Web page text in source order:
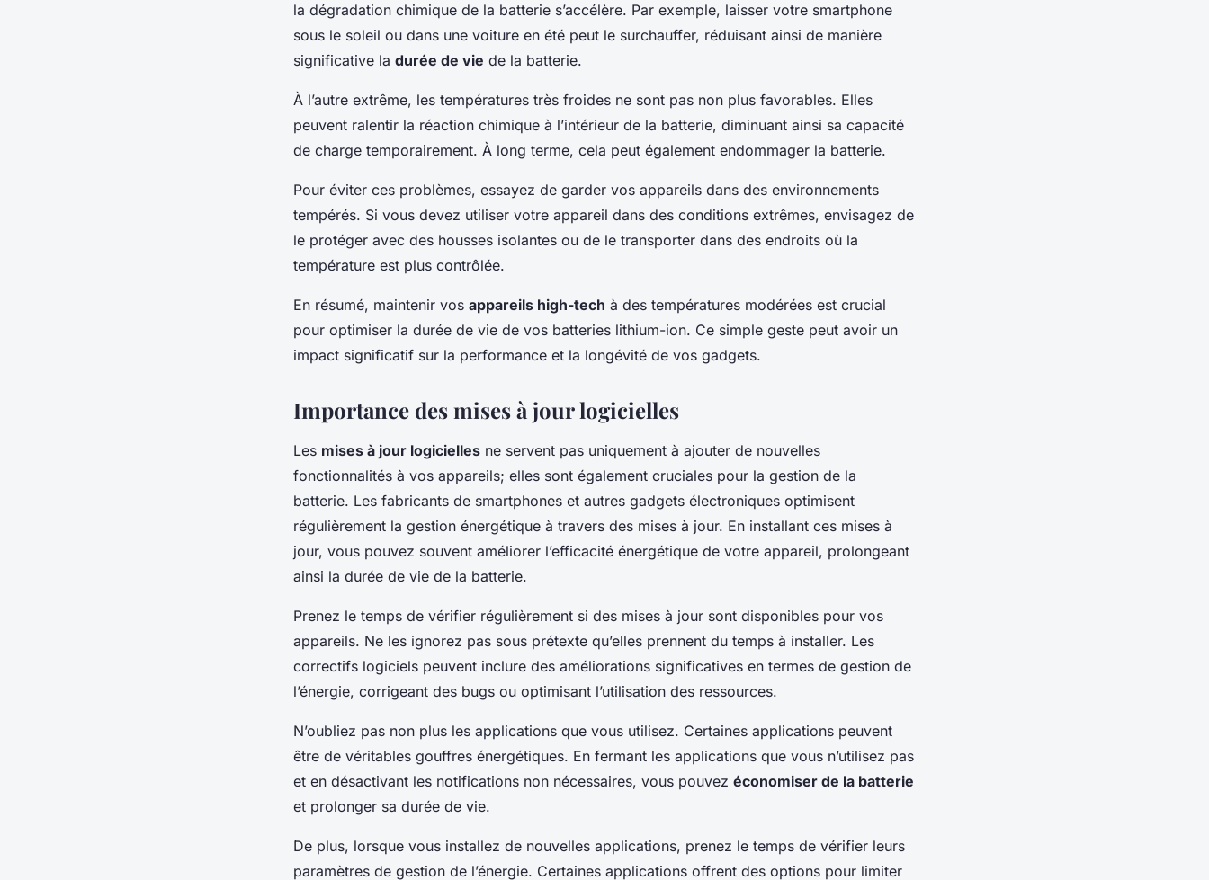
la dégradation chimique de la batterie s’accélère. Par exemple, laisser votre smartphone
sous le soleil ou dans une voiture en été peut le surchauffer, réduisant ainsi de manière
significative la durée de vie de la batterie.
À l’autre extrême, les températures très froides ne sont pas non plus favorables. Elles
peuvent ralentir la réaction chimique à l’intérieur de la batterie, diminuant ainsi sa capacité
de charge temporairement. À long terme, cela peut également endommager la batterie.
Pour éviter ces problèmes, essayez de garder vos appareils dans des environnements
tempérés. Si vous devez utiliser votre appareil dans des conditions extrêmes, envisagez de
le protéger avec des housses isolantes ou de le transporter dans des endroits où la
température est plus contrôlée.
En résumé, maintenir vos appareils high-tech à des températures modérées est crucial
pour optimiser la durée de vie de vos batteries lithium-ion. Ce simple geste peut avoir un
impact significatif sur la performance et la longévité de vos gadgets.
Importance des mises à jour logicielles
Les mises à jour logicielles ne servent pas uniquement à ajouter de nouvelles
fonctionnalités à vos appareils; elles sont également cruciales pour la gestion de la
batterie. Les fabricants de smartphones et autres gadgets électroniques optimisent
régulièrement la gestion énergétique à travers des mises à jour. En installant ces mises à
jour, vous pouvez souvent améliorer l’efficacité énergétique de votre appareil, prolongeant
ainsi la durée de vie de la batterie.
Prenez le temps de vérifier régulièrement si des mises à jour sont disponibles pour vos
appareils. Ne les ignorez pas sous prétexte qu’elles prennent du temps à installer. Les
correctifs logiciels peuvent inclure des améliorations significatives en termes de gestion de
l’énergie, corrigeant des bugs ou optimisant l’utilisation des ressources.
N’oubliez pas non plus les applications que vous utilisez. Certaines applications peuvent
être de véritables gouffres énergétiques. En fermant les applications que vous n’utilisez pas
et en désactivant les notifications non nécessaires, vous pouvez économiser de la batterie
et prolonger sa durée de vie.
De plus, lorsque vous installez de nouvelles applications, prenez le temps de vérifier leurs
paramètres de gestion de l’énergie. Certaines applications offrent des options pour limiter